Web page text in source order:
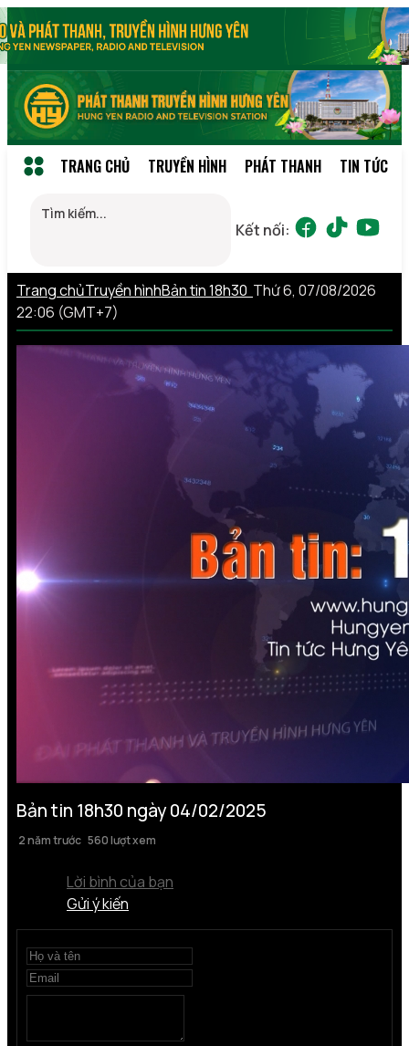
TRANG CHỦ TRUYỀN HÌNH PHÁT THANH TIN TỨC
Kết nối:
Trang chủTruyền hìnhBản tin 18h30 Thứ 6, 07/08/2026
22:06 (GMT+7)
Bản tin 18h30 ngày 04/02/2025
2 năm trước 560 lượt xem
Lời bình của bạn
Gửi ý kiến